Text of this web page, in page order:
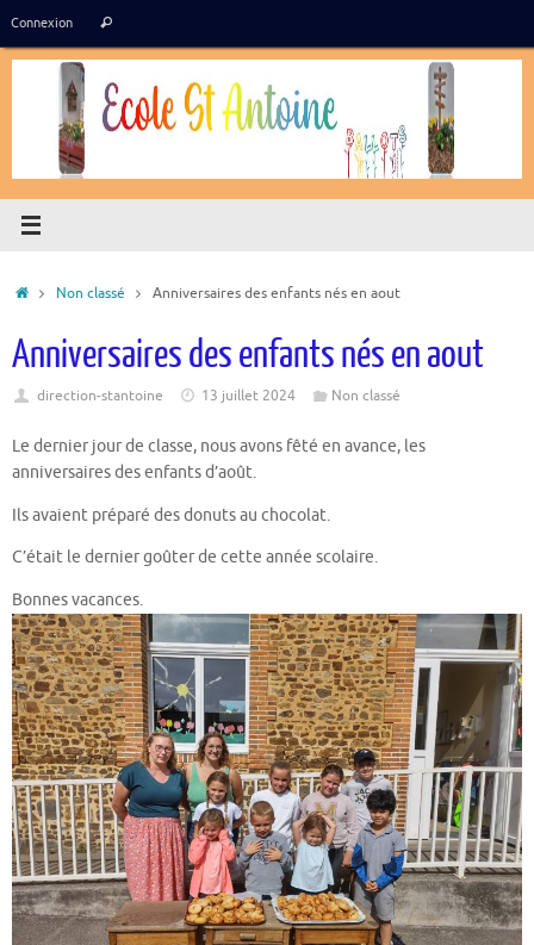
contenu
Connexion
:
Rechercher
AccueilNon classé Anniversaires des enfants nés en aout
Anniversaires des enfants nés en aout
direction-stantoine 13 juillet 2024 Non classé
Le dernier jour de classe, nous avons fêté en avance, les
anniversaires des enfants d’août.
Ils avaient préparé des donuts au chocolat.
C’était le dernier goûter de cette année scolaire.
Bonnes vacances.